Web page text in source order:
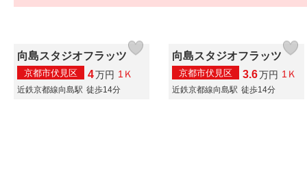
向島スタジオフラッツ
京都市伏見区 4万円 1Ｋ
近鉄京都線向島駅 徒歩14分
向島スタジオフラッツ
京都市伏見区 3.6万円 1Ｋ
近鉄京都線向島駅 徒歩14分